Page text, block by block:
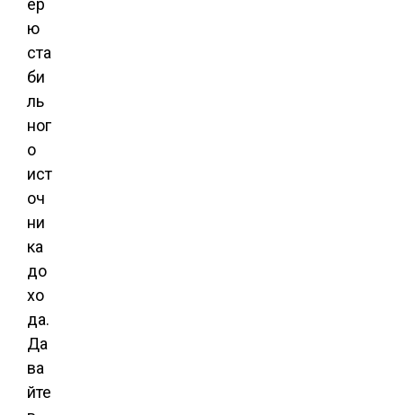
ер
ю
ста
би
ль
ног
о
ист
оч
ни
ка
до
хо
да.
Да
ва
йте